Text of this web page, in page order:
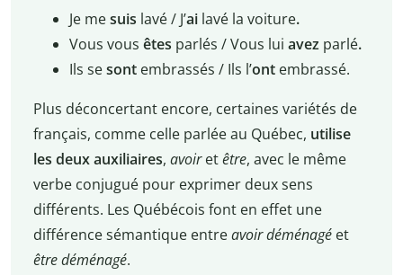
Je mesuis lavé / J’ai lavé la voiture.
Vous vous êtes parlés / Vous lui avezparlé.
Ils sesont embrassés / Ils l’ontembrassé.
Plus déconcertant encore, certaines variétés de
français, comme celle parlée au Québec, utilise
les deux auxiliaires, avoiretêtre, avec le même
verbe conjugué pour exprimer deux sens
différents. Les Québécois font en effet une
différence sémantique entreavoir déménagéet
être déménagé.